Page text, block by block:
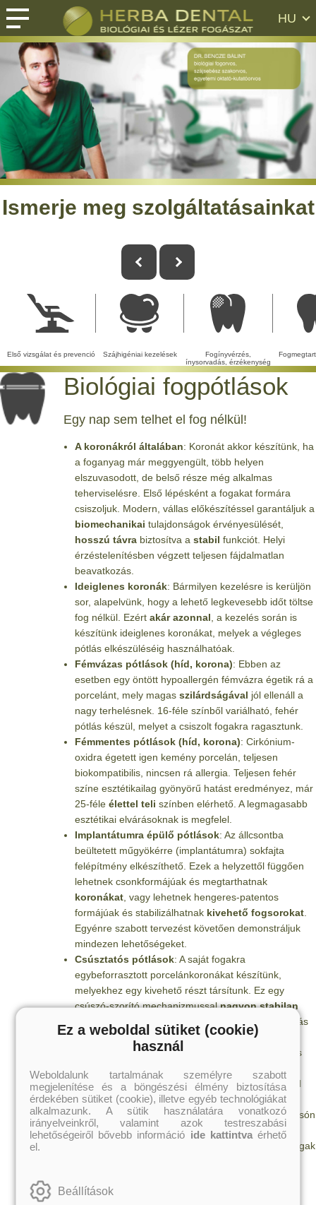
HU
Ismerje meg szolgáltatásainkat
Első vizsgálat és prevenció Szájhigéniai kezelések
Fogínyvérzés,
ínysorvadás, érzékenység
Biológiai fogpótlások
Egy nap sem telhet el fog nélkül!
A koronákról általában: Koronát akkor készítünk, ha
a foganyag már meggyengült, több helyen
elszuvasodott, de belső része még alkalmas
teherviselésre. Első lépésként a fogakat formára
csiszoljuk. Modern, vállas előkészítéssel garantáljuk a
biomechanikai tulajdonságok érvényesülését,
hosszú távra biztosítva a stabil funkciót. Helyi
érzéstelenítésben végzett teljesen fájdalmatlan
beavatkozás.
Ideiglenes koronák: Bármilyen kezelésre is kerüljön
sor, alapelvünk, hogy a lehető legkevesebb időt töltse
fog nélkül. Ezért akár azonnal , a kezelés során is
készítünk ideiglenes koronákat, melyek a végleges
pótlás elkészüléséig használhatóak.
Fémvázas pótlások (híd, korona): Ebben az
esetben egy öntött hypoallergén fémvázra égetik rá a
porcelánt, mely magas szilárdságával jól ellenáll a
nagy terhelésnek. 16-féle színből variálható, fehér
pótlás készül, melyet a csiszolt fogakra ragasztunk.
Fémmentes pótlások (híd, korona): Cirkónium-
oxidra égetett igen kemény porcelán, teljesen
biokompatibilis, nincsen rá allergia. Teljesen fehér
színe esztétikailag gyönyörű hatást eredményez, már
25-féle élettel teli színben elérhető. A legmagasabb
esztétikai elvárásoknak is megfelel.
Implantátumra épülő pótlások: Az állcsontba
beültetett műgyökérre (implantátumra) sokfajta
felépítmény elkészíthető. Ezek a helyzettől függően
lehetnek csonkformájúak és megtarthatnak
koronákat , vagy lehetnek hengeres-patentos
formájúak és stabilizálhatnak kivehető fogsorokat
Egyénre szabott tervezést követően demonstráljuk
mindezen lehetőségeket.
Csúsztatós pótlások: A saját fogakra
egybeforrasztott porcelánkoronákat készítünk,
melyekhez egy kivehető részt társítunk. Ez egy
csúszó-szorító mechanizmussalnagyon stabilan
elrejtve a kapcsolódás
helyét. Nincs fémszínű kapocs,nincs billegés
egybeforrasztott porcelánkoronákkal nagyon tartós
Kivehető protézisek: Fajtától függően kapcsokkal
vagy teleszkópokkal rögzítjük őket. A foghiányok
pótlásának legegyszerűbb megoldásai, melyek olcsón
és könnyen elkészíthetők, rugalmasan, lágyan
rögzülnek a saját fogakhoz. Kizárólag a hiányzó fogak
fogsor egy napunk minden percét megkeseríti.
Ez a weboldal sütiket (cookie)
használ
Weboldalunk tartalmának személyre szabott
megjelenítése és a böngészési élmény biztosítása
érdekében sütiket (cookie), illetve egyéb technológiákat
alkalmazunk. A sütik használatára vonatkozó
irányelveinkről, valamint azok testreszabási
lehetőségeiről bővebb információ ide kattintvaérhető
el.
Beállítások